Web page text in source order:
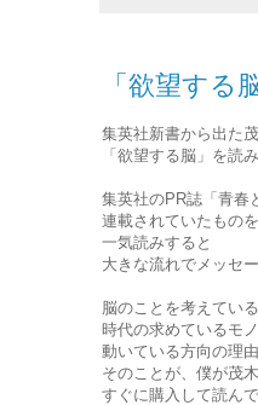
「欲望す
集英社新書から出た
「欲望する脳」を読
集英社のPR誌「青春
連載されていたもの
一気読みすると
大きな流れでメッセ
脳のことを考えてい
時代の求めているモノ
動いている方向の理
そのことが、僕が茂
すぐに購入して読ん